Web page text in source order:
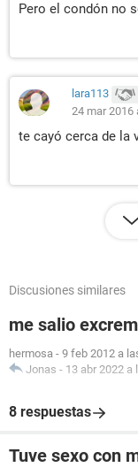
Pero el condón no
lara113
24 mar 2016
te cayó cerca de la
Discusiones similares
me salio
hermosa - 9 feb 2012 a
Jonas - 13 abr 2022 a
8 respuestas
Tuve sexo con